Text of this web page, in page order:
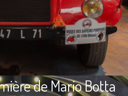
de Mario Botta